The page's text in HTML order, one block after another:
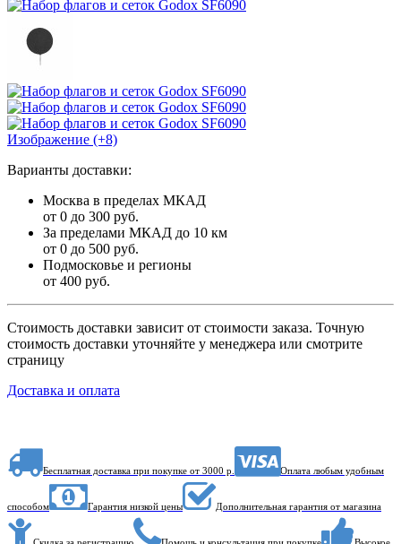
Изображение (+8)
Варианты доставки:
Москва в пределах МКАД
от 0 до 300 руб.
За пределами МКАД до 10 км
от 0 до 500 руб.
Подмосковье и регионы
от 400 руб.
Стоимость доставки зависит от стоимости заказа. Точную
стоимость доставки уточняйте у менеджера или смотрите
страницу
Доставка и оплата
Бесплатная доставка при покупке от 3000 р. Оплата любым удобным
способом Гарантия низкой цены Дополнительная гарантия от магазина